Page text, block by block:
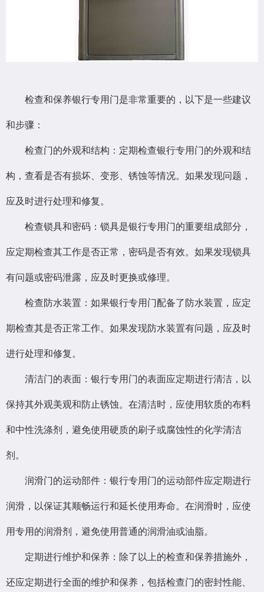
检查和保养银行专用门是非常重要的，以下是一些建议
和步骤：
检查门的外观和结构：定期检查银行专用门的外观和结
构，查看是否有损坏、变形、锈蚀等情况。如果发现问题，
应及时进行处理和修复。
检查锁具和密码：锁具是银行专用门的重要组成部分，
应定期检查其工作是否正常，密码是否有效。如果发现锁具
有问题或密码泄露，应及时更换或修理。
检查防水装置：如果银行专用门配备了防水装置，应定
期检查其是否正常工作。如果发现防水装置有问题，应及时
进行处理和修复。
清洁门的表面：银行专用门的表面应定期进行清洁，以
保持其外观美观和防止锈蚀。在清洁时，应使用软质的布料
和中性洗涤剂，避免使用硬质的刷子或腐蚀性的化学清洁
剂。
润滑门的运动部件：银行专用门的运动部件应定期进行
润滑，以保证其顺畅运行和延长使用寿命。在润滑时，应使
用专用的润滑剂，避免使用普通的润滑油或油脂。
定期进行维护和保养：除了以上的检查和保养措施外，
还应定期进行全面的维护和保养，包括检查门的密封性能、